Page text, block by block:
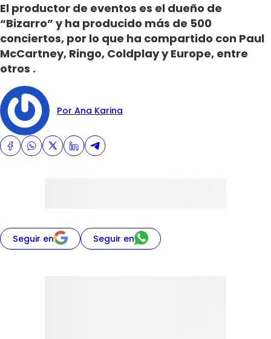
El productor de eventos es el dueño de
“Bizarro” y ha producido más de 500
conciertos, por lo que ha compartido con Paul
McCartney, Ringo, Coldplay y Europe, entre
otros .
Por Ana Karina
Seguir en Seguir en